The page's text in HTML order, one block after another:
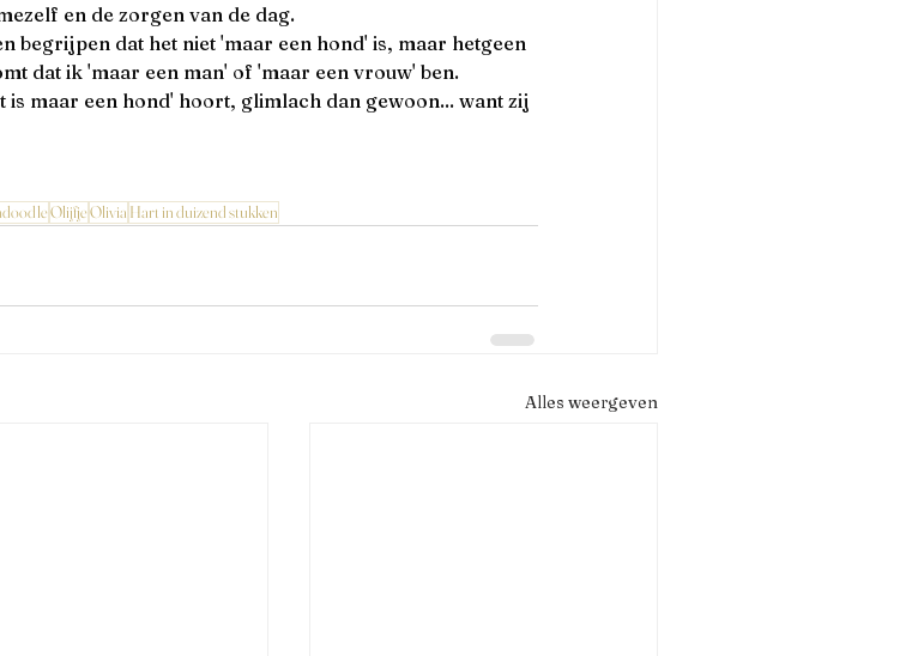
en de zorgen van de dag.
begrijpen dat het niet 'maar een hond' is, maar hetgeen
dat ik 'maar een man' of 'maar een vrouw' ben.
is maar een hond' hoort, glimlach dan gewoon... want zij
OlijfjeOlivia Hart in duizend stukken
Alles weergeven